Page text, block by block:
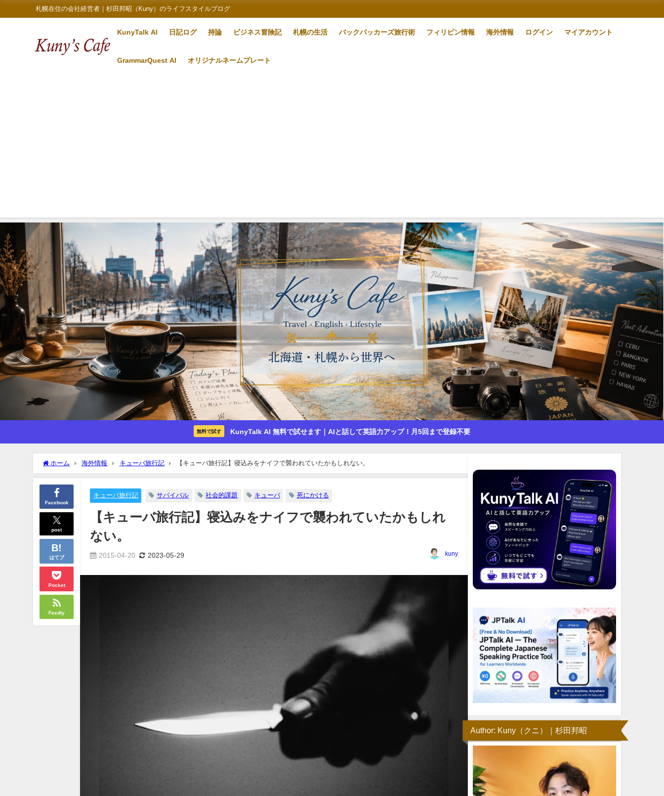
札幌在住の会社経営者｜杉田邦昭（Kuny）のライフスタイルブログ
KunyTalk AI 日記ログ 持論 ビジネス冒険記 札幌の生活 バックパッカーズ旅行術 フィリピン情報 海外情報 ログイン マイアカウント
GrammarQuest AI オリジナルネームプレート
無料で試す KunyTalk AI 無料で試せます｜AIと話して英語力アップ！月5回まで登録不要
ホーム 海外情報 キューバ旅行記 【キューバ旅行記】寝込みをナイフで襲われていたかもしれない。
Facebook
post
はてブ
Pocket
Feedly
キューバ旅行記 サバイバル 社会的課題 キューバ 死にかける
【キューバ旅行記】寝込みをナイフで襲われていたかもしれ
ない。
2015-04-20 2023-05-29 kuny
Author: Kuny（クニ）｜杉田邦昭